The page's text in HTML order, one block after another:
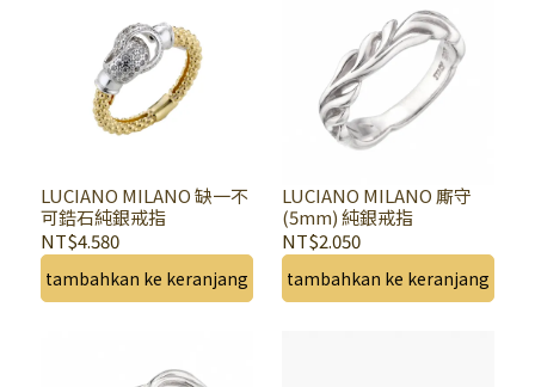
LUCIANO MILANO 缺一不
可鋯石純銀戒指
NT$4.580
tambahkan ke keranjang
LUCIANO MILANO 廝守
(5mm) 純銀戒指
NT$2.050
tambahkan ke keranjang